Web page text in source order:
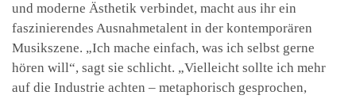
und moderne Ästhetik verbindet, macht aus ihr ein
faszinierendes Ausnahmetalent in der kontemporären
Musikszene. „Ich mache einfach, was ich selbst gerne
hören will“, sagt sie schlicht. „Vielleicht sollte ich mehr
auf die Industrie achten – metaphorisch gesprochen,